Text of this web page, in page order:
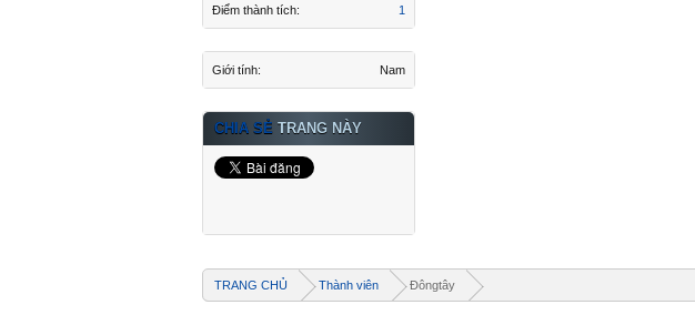
Điểm thành tích:
1
Giới tính: Nam
CHIA SẺ TRANG NÀY
TRANG CHỦ Thành viên Đôngtây